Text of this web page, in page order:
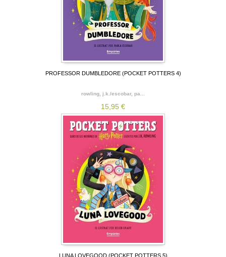
PROFESSOR DUMBLEDORE (POCKET POTTERS 4)
rowling, j.k./escobar, pa...
15,95 €
LUNA LOVEGOOD (POCKET POTTERS 5)